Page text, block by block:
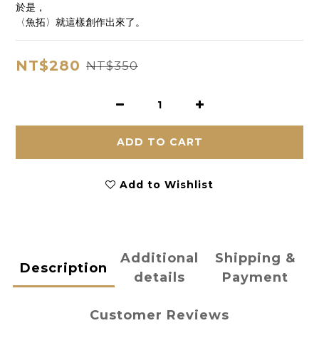
於是，
〈魚拓〉就這樣創作出來了。
NT$280 NT$350
ADD TO CART
Add to Wishlist
Description
Additional
details
Shipping &
Payment
Customer Reviews